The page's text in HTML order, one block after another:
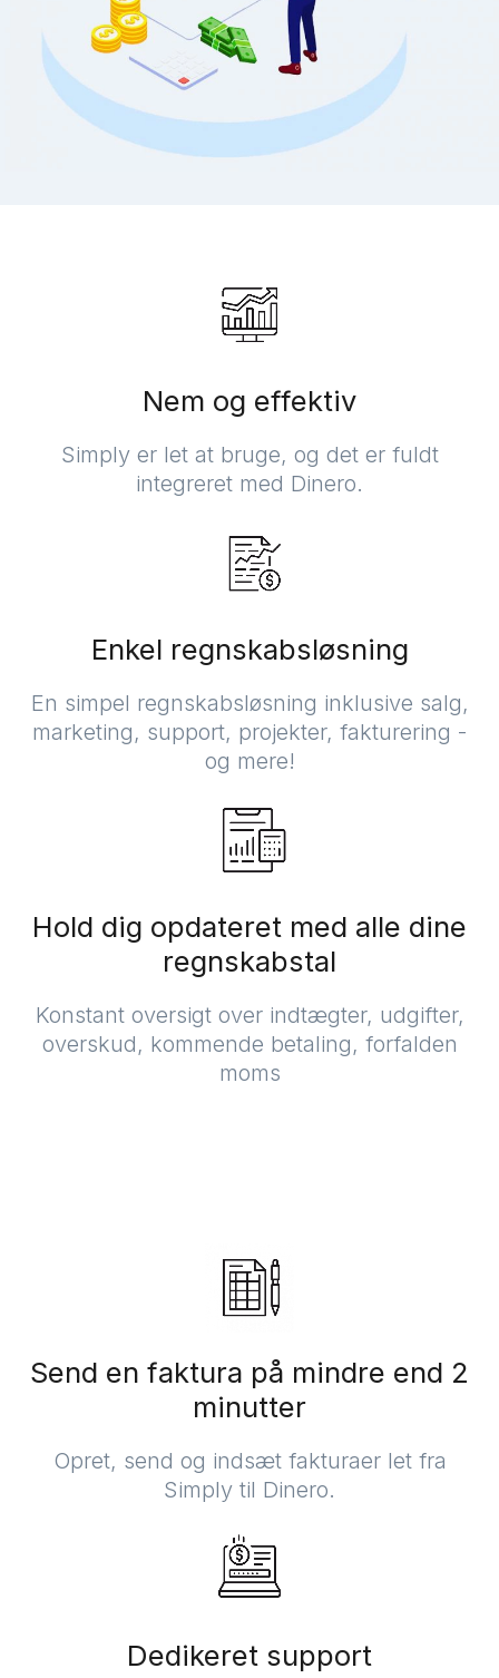
Nem og effektiv
Simply er let at bruge, og det er fuldt
integreret med Dinero.
Enkel regnskabsløsning
En simpel regnskabsløsning inklusive salg,
marketing, support, projekter, fakturering -
og mere!
Hold dig opdateret med alle dine
regnskabstal
Konstant oversigt over indtægter, udgifter,
overskud, kommende betaling, forfalden
moms
Send en faktura på mindre end 2
minutter
Opret, send og indsæt fakturaer let fra
Simply til Dinero.
Dedikeret support